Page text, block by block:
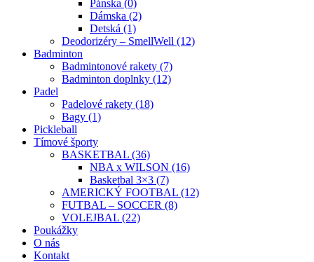
Pánska (0)
Dámska (2)
Detská (1)
Deodorizéry – SmellWell (12)
Badminton
Badmintonové rakety (7)
Badminton doplnky (12)
Padel
Padelové rakety (18)
Bagy (1)
Pickleball
Tímové športy
BASKETBAL (36)
NBA x WILSON (16)
Basketbal 3×3 (7)
AMERICKÝ FOOTBAL (12)
FUTBAL – SOCCER (8)
VOLEJBAL (22)
Poukážky
O nás
Kontakt